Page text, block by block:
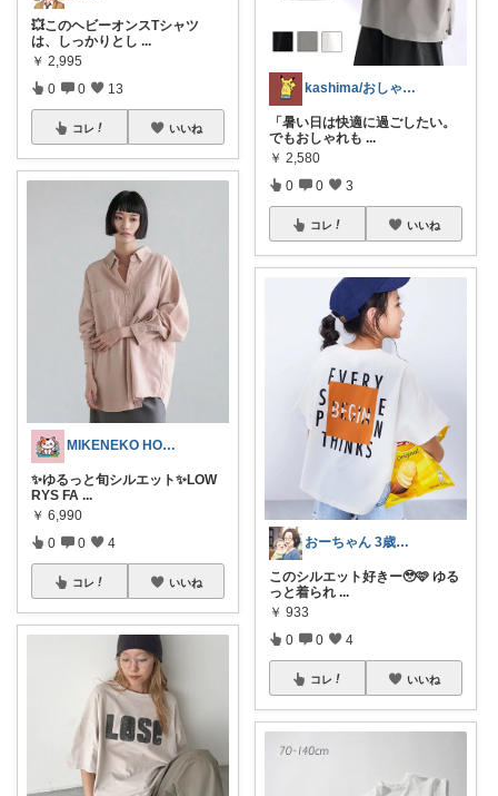
💥このヘビーオンスTシャツ
は、しっかりとし ...
￥ 2,995
0 0 13
コレ いいね
MIKENEKO HOUSE
✨ゆるっと旬シルエット✨LOW
RYS FA ...
￥ 6,990
0 0 4
コレ いいね
kashima/おしゃれ清潔感指南役
「暑い日は快適に過ごしたい。
でもおしゃれも ...
￥ 2,580
0 0 3
コレ いいね
おーちゃん 3歳児のママ
このシルエット好きー🥹🩷 ゆる
っと着られ ...
￥ 933
0 0 4
コレ いいね